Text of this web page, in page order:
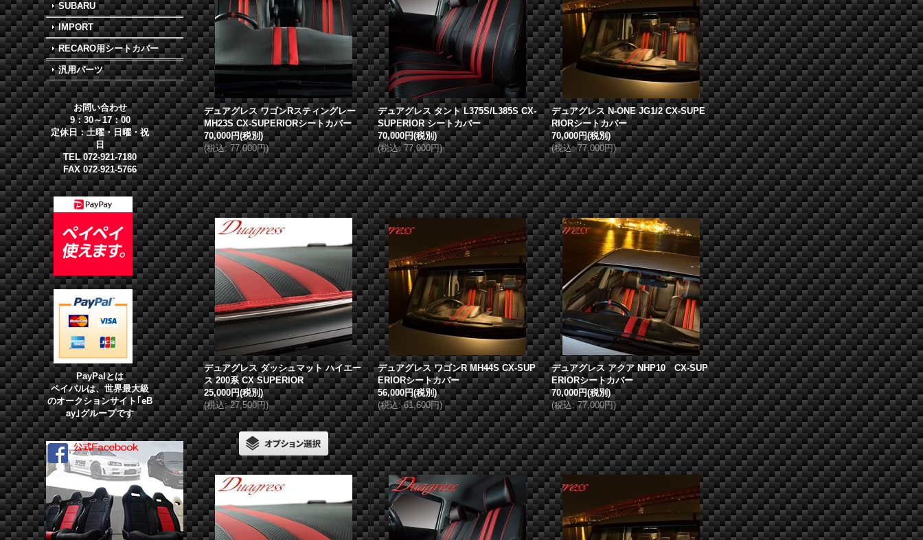
SUBARU
IMPORT
RECARO用シートカバー
汎用パーツ
お問い合わせ
9：30～17：00
定休日：土曜・日曜・祝
日
TEL 072-921-7180
FAX 072-921-5766
PayPalとは
ペイパルは、世界最大級
のオークションサイト｢eB
ay｣グループです
デュアグレスワゴンRスティングレー
MH23S CX-SUPERIORシートカバー
70,000円(税別)
(税込: 77,000円)
デュアグレス タント L375S/L385S CX-
SUPERIOR シートカバー
70,000円(税別)
(税込: 77,000円)
デュアグレス N-ONE JG1/2 CX-SUPE
RIORシートカバー
70,000円(税別)
(税込: 77,000円)
デュアグレス ダッシュマット ハイエー
ス 200系 CX SUPERIOR
25,000円(税別)
(税込: 27,500円)
デュアグレス ワゴンR MH44S CX-SUP
ERIORシートカバー
56,000円(税別)
(税込: 61,600円)
デュアグレス アクア NHP10 CX-SUP
ERIORシートカバー
70,000円(税別)
(税込: 77,000円)